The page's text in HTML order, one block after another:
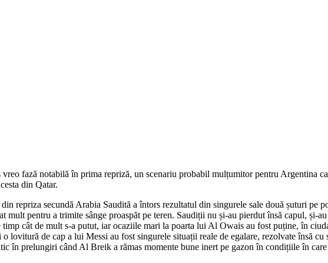
fază notabilă în prima repriză, un scenariu probabil mulțumitor pentru Argentina
din Qatar.
repriza secundă Arabia Saudită a întors rezultatul din singurele sale două șuturi pe
pentru a trimite sânge proaspăt pe teren. Saudiții nu și-au pierdut însă capul, și-
timp cât de mult s-a putut, iar ocaziile mari la poarta lui Al Owais au fost puține, în
lovitură de cap a lui Messi au fost singurele situații reale de egalare, rezolvate însă cu
în prelungiri când Al Breik a rămas momente bune inert pe gazon în condițiile în